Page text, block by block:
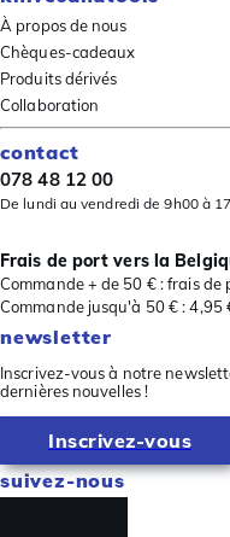
À propos de nous
Chèques-cadeaux
Produits dérivés
Collaboration
contact
078 48 12 00
De lundi au vendredi de 9h00 à
Frais de port vers la
Commande + de 50 € : frais de
Commande jusqu'à 50 € : 4,95
newsletter
Inscrivez-vous à notre
dernières nouvelles !
Inscrivez-vous
suivez-nous